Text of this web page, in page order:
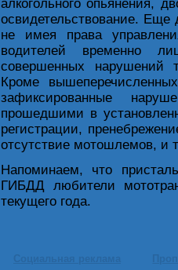
алкогольного опьянения,
освидетельствование. Еще
не имея права
водителей временно
совершенных нарушений
Кроме
зафиксированные
прошедшими в
регистрации,
отсутствие мотошлемов, и
Напоминаем, что
ГИБДД любители
текущего года.